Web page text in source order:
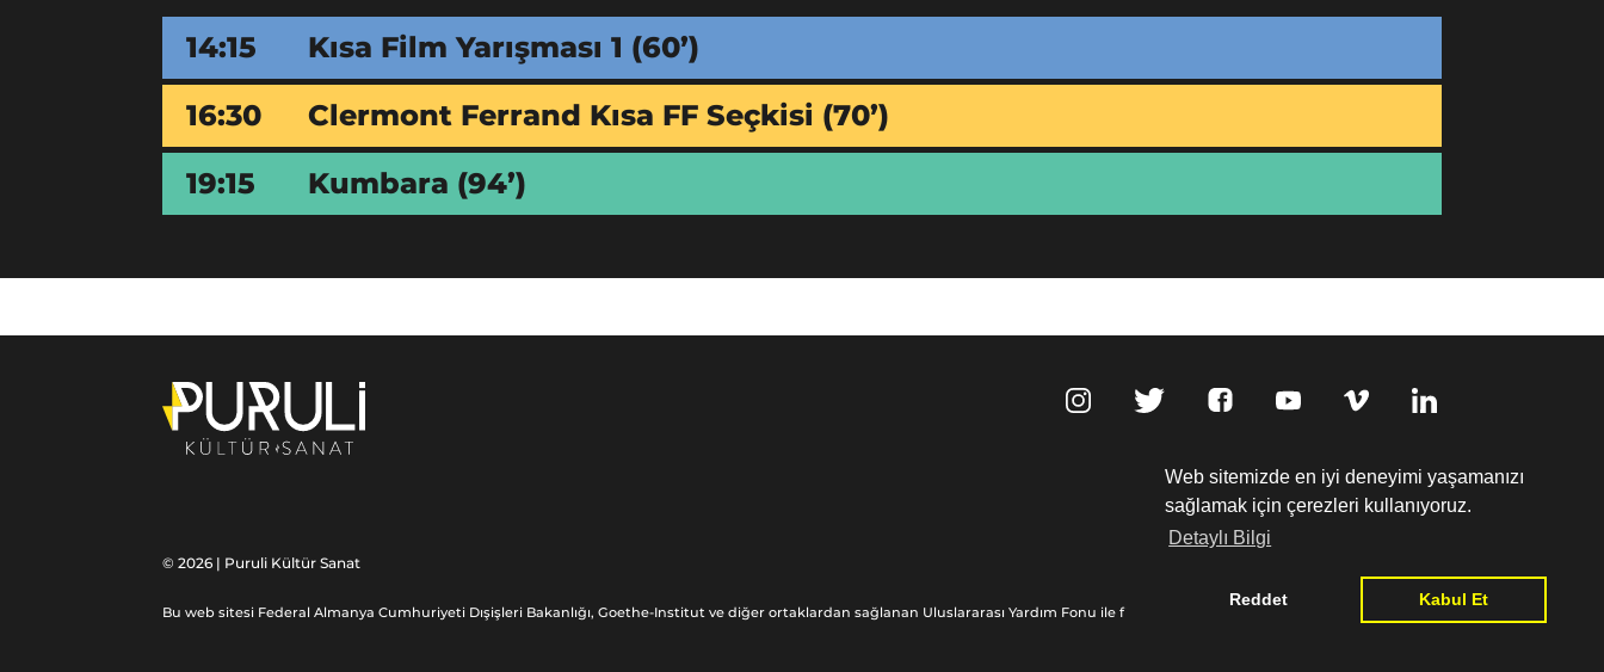
Web sitemizde en iyi deneyimi yaşamanızı
sağlamak için çerezleri kullanıyoruz.
Detaylı Bilgi
Reddet Kabul Et
14:15 Kısa Film Yarışması 1 (60’)
16:30
Clermont Ferrand Kısa FF Seçkisi (70’)
19:15
Kumbara (94’)
© 2026 | Puruli Kültür Sanat
Bu web sitesi Federal Almanya Cumhuriyeti Dışişleri Bakanlığı, Goethe-Institut ve diğer ortaklardan sağlanan Uluslararası Yardım Fonu ile finanse edilmiştir: